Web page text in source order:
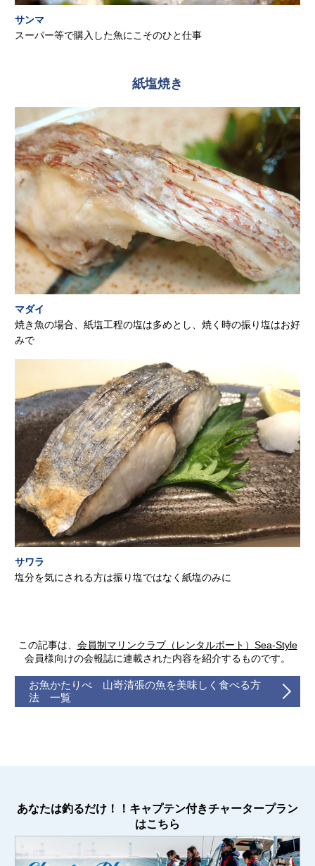
サンマ
スーパー等で購入した魚にこそのひと仕事
紙塩焼き
マダイ
焼き魚の場合、紙塩工程の塩は多めとし、焼く時の振り塩はお好
みで
サワラ
塩分を気にされる方は振り塩ではなく紙塩のみに
この記事は、 会員制マリンクラブ（レンタルボート）Sea-Style
会員様向けの会報誌に連載された内容を紹介するものです。
お魚かたりべ 山嵜清張の魚を美味しく食べる方
法 一覧
あなたは釣るだけ！！キャプテン付きチャータープラン
はこちら